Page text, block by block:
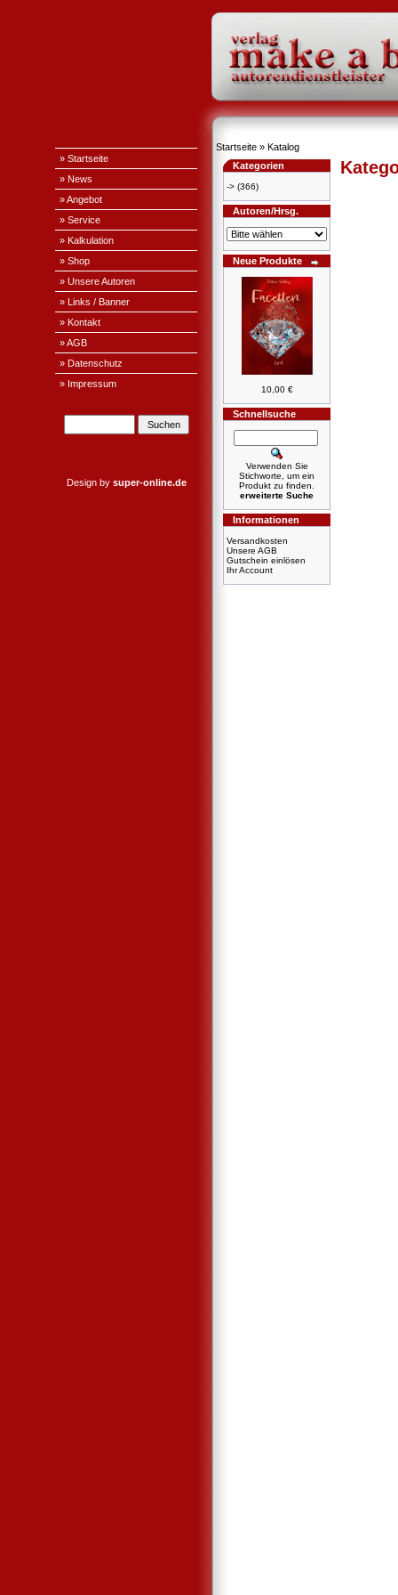
» Startseite
» News
» Angebot
» Service
» Kalkulation
» Shop
» Unsere Autoren
» Links / Banner
» Kontakt
» AGB
» Datenschutz
» Impressum
Design by super-online.de
Startseite » Katalog
Kategorien
-> (366)
Autoren/Hrsg.
Neue Produkte
10,00 €
Schnellsuche
Verwenden Sie
Stichworte, um ein
Produkt zu finden.
erweiterte Suche
Informationen
Versandkosten
Unsere AGB
Gutschein einlösen
Ihr Account